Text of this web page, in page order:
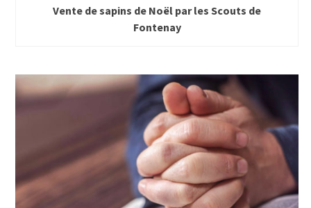
Vente de sapins de Noël par les Scouts de
Fontenay